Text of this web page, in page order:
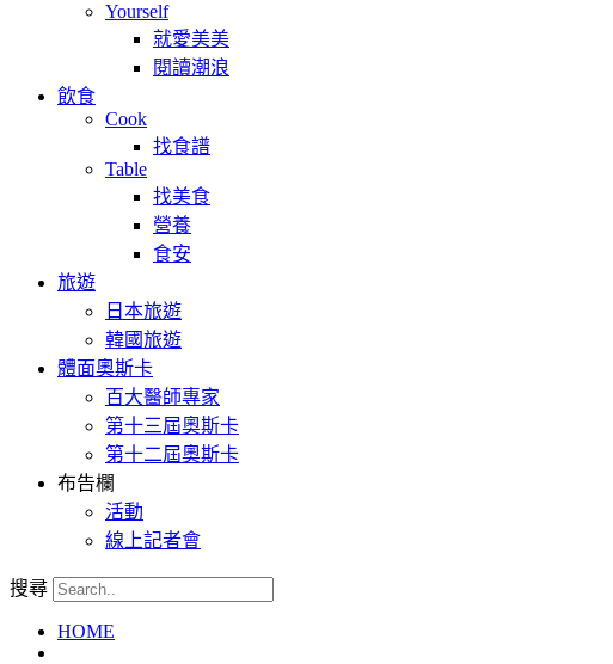
Yourself
就愛美美
閱讀潮浪
飲食
Cook
找食譜
Table
找美食
營養
食安
旅遊
日本旅遊
韓國旅遊
體面奧斯卡
百大醫師專家
第十三屆奧斯卡
第十二屆奧斯卡
布告欄
活動
線上記者會
搜尋
HOME